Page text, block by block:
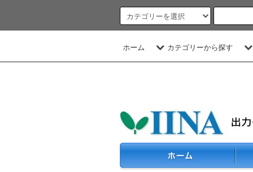
ホーム カテゴリーから探す